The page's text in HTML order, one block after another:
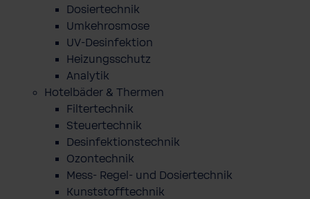
Dosiertechnik
Umkehrosmose
UV-Desinfektion
Heizungsschutz
Analytik
Hotelbäder & Thermen
Filtertechnik
Steuertechnik
Desinfektionstechnik
Ozontechnik
Mess- Regel- und Dosiertechnik
Kunststofftechnik